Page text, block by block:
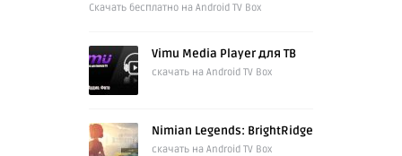
Cкачать бесплатно на Android TV Box
Vimu Media Player для ТВ
скачать на Android TV Box
Nimian Legends: BrightRidge
скачать на Android TV Box